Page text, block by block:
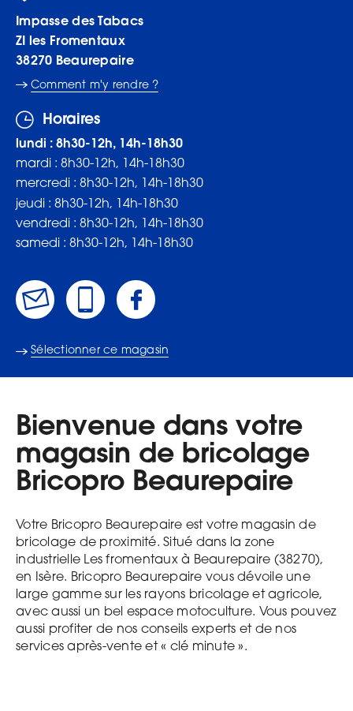
Impasse des Tabacs
ZI les Fromentaux
38270 Beaurepaire
Comment m'y rendre ?
Horaires
lundi : 8h30-12h, 14h-18h30
mardi : 8h30-12h, 14h-18h30
mercredi : 8h30-12h, 14h-18h30
jeudi : 8h30-12h, 14h-18h30
vendredi : 8h30-12h, 14h-18h30
samedi : 8h30-12h, 14h-18h30
Sélectionner ce magasin
Bienvenue dans votre
magasin de bricolage
Bricopro Beaurepaire
Votre Bricopro Beaurepaire est votre magasin de
bricolage de proximité. Situé dans la zone
industrielle Les fromentaux à Beaurepaire (38270),
en Isère. Bricopro Beaurepaire vous dévoile une
large gamme sur les rayons bricolage et agricole,
avec aussi un bel espace motoculture. Vous pouvez
aussi profiter de nos conseils experts et de nos
services après-vente et « clé minute ».